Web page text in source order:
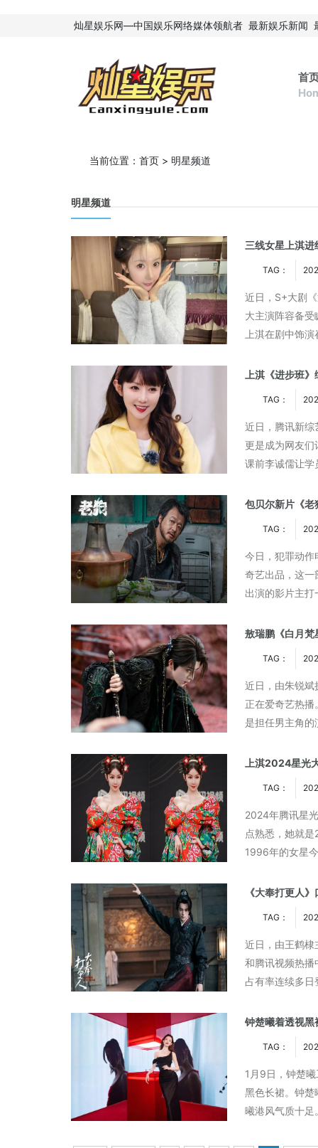
灿星娱乐网—中国娱乐网络媒体领航者 最新娱乐新闻
首
当前位置： 首页 > 明星频道
明星频道
三线女星上淇
TAG：
近日，S+大剧
大主演阵容备
上淇在剧中饰
上淇《进步班
TAG：
近日，腾讯新综
更是成为网友们
课前李诚儒让学
包贝尔新片《老
TAG：
今日，犯罪动作
奇艺出品，这一
出演的影片主
敖瑞鹏《白月
TAG：
近日，由朱锐斌
正在爱奇艺热
是担任男主角的
上淇2024星光
TAG：
2024年腾讯星
点熟悉，她就
1996年的女星
···《大奉打更人
TAG：
近日，由王鹤
和腾讯视频热播
占有率连续多
钟楚曦着透视黑
TAG：
1月9日，钟楚
黑色长裙。钟楚
曦港风气质十足
感官新体验